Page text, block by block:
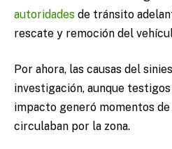
autoridades de tránsito
rescate y remoción del
Por ahora, las causas del
investigación, aunque
impacto generó momentos
circulaban por la zona.